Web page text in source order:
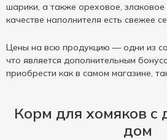
шарики, а также ореховое,
качестве наполнителя есть свежее
Цены на всю продукцию — одни из
что является дополнительным
приобрести как в самом магазине,
Корм для хомяков с
дом